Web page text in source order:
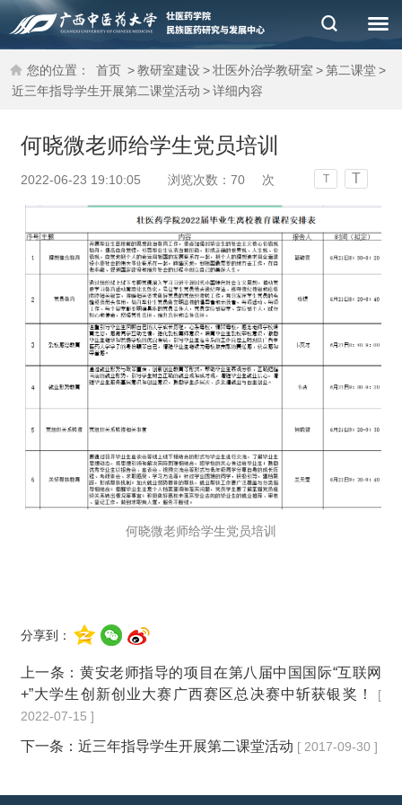
您的位置： 首页 >教研室建设 >壮医外治学教研室 >第二课堂>
近三年指导学生开展第二课堂活动 >详细内容
何晓微老师给学生党员培训
2022-06-23 19:10:05 浏览次数： 70 次 T T
何晓微老师给学生党员培训
分享到：
上一条：黄安老师指导的项目在第八届中国国际“互联网
+”大学生创新创业大赛广西赛区总决赛中斩获银奖！
[
2022-07-15 ]
下一条： 近三年指导学生开展第二课堂活动 [ 2017-09-30 ]